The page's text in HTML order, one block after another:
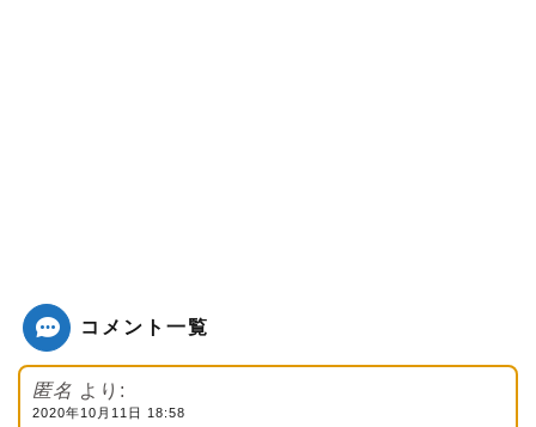
コメント一覧
匿名 より:
2020年10月11日 18:58